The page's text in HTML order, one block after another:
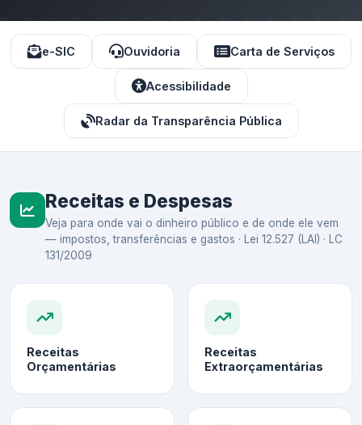
e-SIC Ouvidoria Carta de Serviços
Acessibilidade
Radar da Transparência Pública
Receitas e Despesas
Veja para onde vai o dinheiro público e de onde ele vem
— impostos, transferências e gastos · Lei 12.527 (LAI) · LC
131/2009
Receitas
Orçamentárias
Receitas
Extraorçamentárias